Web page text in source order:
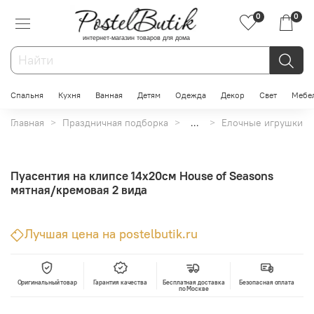
интернет-магазин товаров для дома
0 0
Спальня Кухня Ванная Детям Одежда Декор Свет
Главная Праздничная подборка ... Елочные игрушки
Пуасентия на клипсе 14х20см House of Seasons
мятная/кремовая 2 вида
Лучшая цена на postelbutik.ru
Оригинальный товар Гарантия качества
Бесплатная доставка
по Москве
Безопасная оплата